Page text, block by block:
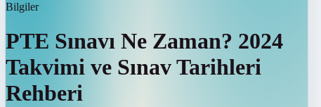
Bilgiler
PTE Sınavı Ne Zaman? 2024
Takvimi ve Sınav Tarihleri
Rehberi